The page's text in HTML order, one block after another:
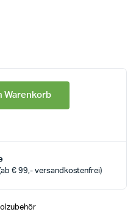
Warenkorb
€ 99,- versandkostenfrei)